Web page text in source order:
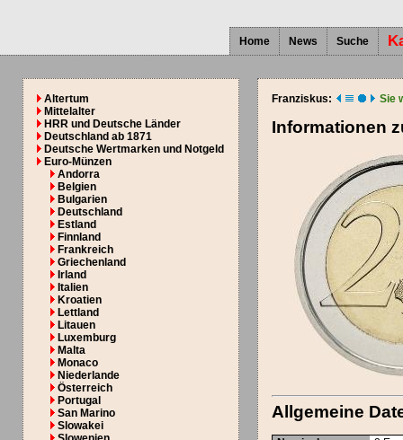
Home News Suche
Altertum
Mittelalter
HRR und Deutsche Länder
Deutschland ab 1871
Deutsche Wertmarken und Notgeld
Euro-Münzen
Andorra
Belgien
Bulgarien
Deutschland
Estland
Finnland
Frankreich
Griechenland
Irland
Italien
Kroatien
Lettland
Litauen
Luxemburg
Malta
Monaco
Niederlande
Österreich
Portugal
San Marino
Slowakei
Franziskus: Sie
Informationen
Allgemeine